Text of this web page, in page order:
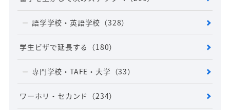
語学学校・英語学校 （328）
学生ビザで延長する （180）
専門学校・TAFE・大学 （33）
ワーホリ・セカンド （234）